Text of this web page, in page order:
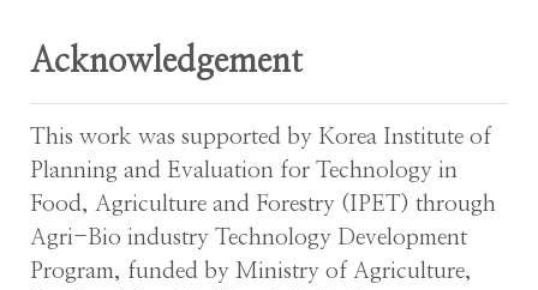
Acknowledgement
This work was supported by Korea Institute of
Planning and Evaluation for Technology in
Food, Agriculture and Forestry (IPET) through
Agri-Bio industry Technology Development
Program, funded by Ministry of Agriculture,